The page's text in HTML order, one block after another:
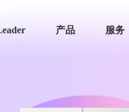
产品 服务